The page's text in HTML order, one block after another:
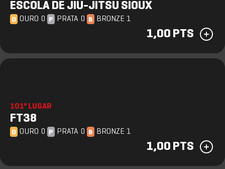
ESCOLA DE JIU-JITSU SIOUX
O OURO 0 P PRATA 0 B BRONZE 1
1,00 PTS
101º LUGAR
FT38
O OURO 0 P PRATA 0 B BRONZE 1
1,00 PTS